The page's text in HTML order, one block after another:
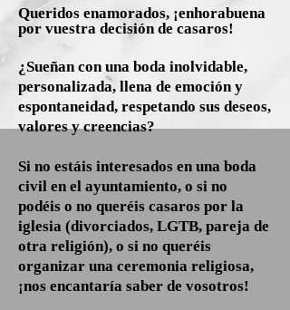
Queridos enamorados, ¡enhorabuena
por vuestra decisión de casaros!
¿Sueñan con una boda inolvidable,
personalizada, llena de emoción y
espontaneidad, respetando sus deseos,
valores y creencias?
Si no estáis interesados en una boda
civil en el ayuntamiento, o si no
podéis o no queréis casaros por la
iglesia (divorciados, LGTB, pareja de
otra religión), o si no queréis
organizar una ceremonia religiosa,
¡nos encantaría saber de vosotros!